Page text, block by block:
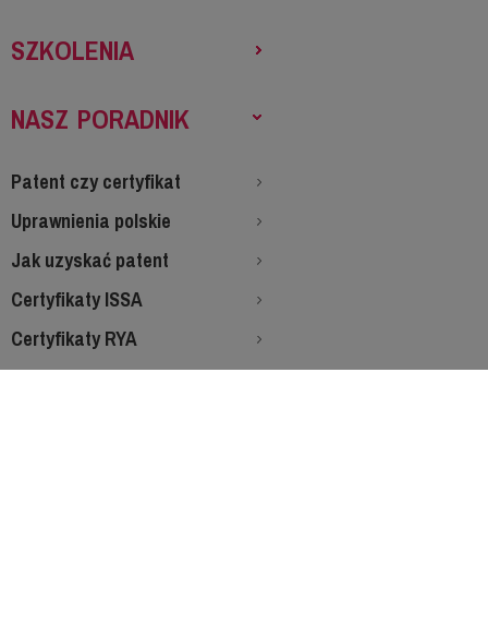
SZKOLENIA
NASZ PORADNIK
Patent czy certyfikat
Uprawnienia polskie
Jak uzyskać patent
Certyfikaty ISSA
Certyfikaty RYA
Co zabrać na rejs